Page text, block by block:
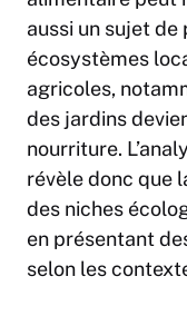
aussi un sujet
écosystèmes
agricoles,
des jardins
nourriture.
révèle donc que
des niches
en présentant
selon les